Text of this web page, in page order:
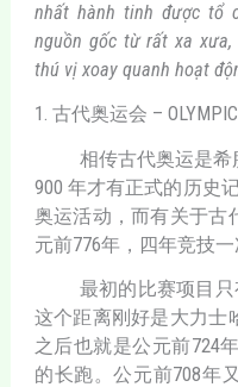
nhất hành tinh được tổ
nguồn gốc từ rất xa
thú vị xoay quanh hoạt
1. 古代奥运会 – OLYMPIC
相传古代奥运是
900 年才有正式的历史
奥运活动，而有关于古
元前776年，四年竞技一
最初的比赛项目只
这个距离刚好是大力士
之后也就是公元前724
的长跑。公元前708年